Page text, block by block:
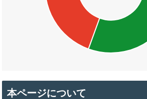
本ページについて